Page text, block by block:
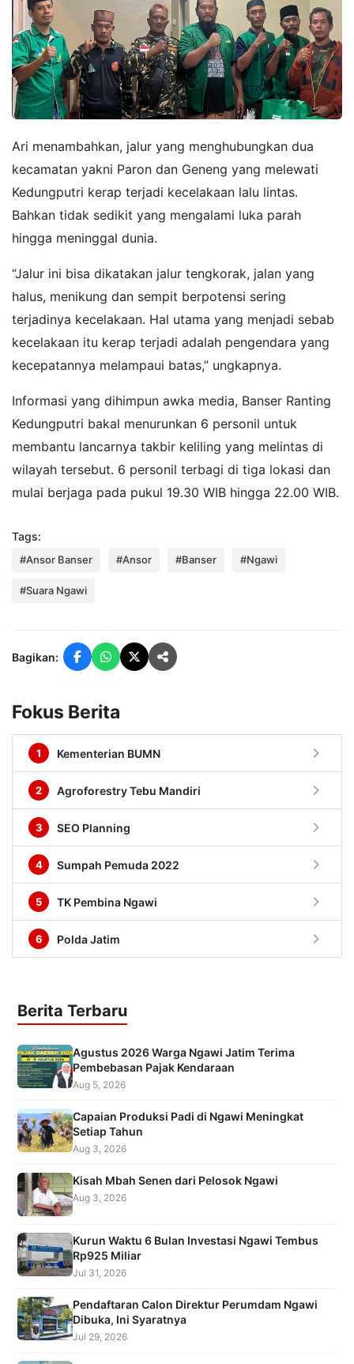
Ari menambahkan, jalur yang menghubungkan dua
kecamatan yakni Paron dan Geneng yang melewati
Kedungputri kerap terjadi kecelakaan lalu lintas.
Bahkan tidak sedikit yang mengalami luka parah
hingga meninggal dunia.
“Jalur ini bisa dikatakan jalur tengkorak, jalan yang
halus, menikung dan sempit berpotensi sering
terjadinya kecelakaan. Hal utama yang menjadi sebab
kecelakaan itu kerap terjadi adalah pengendara yang
kecepatannya melampaui batas,” ungkapnya.
Informasi yang dihimpun awka media, Banser Ranting
Kedungputri bakal menurunkan 6 personil untuk
membantu lancarnya takbir keliling yang melintas di
wilayah tersebut. 6 personil terbagi di tiga lokasi dan
mulai berjaga pada pukul 19.30 WIB hingga 22.00 WIB.
Tags:
#Ansor Banser #Ansor #Banser #Ngawi
#Suara Ngawi
Bagikan:
Fokus Berita
1 Kementerian BUMN chevron_right
2 Agroforestry Tebu Mandiri chevron_right
3 SEO Planning chevron_right
4 Sumpah Pemuda 2022 chevron_right
5 TK Pembina Ngawi chevron_right
6 Polda Jatim chevron_right
Berita Terbaru
Agustus 2026 Warga Ngawi Jatim Terima
Pembebasan Pajak Kendaraan
Aug 5, 2026
Capaian Produksi Padi di Ngawi Meningkat
Setiap Tahun
Aug 3, 2026
Kisah Mbah Senen dari Pelosok Ngawi
Aug 3, 2026
Kurun Waktu 6 Bulan Investasi Ngawi Tembus
Rp925 Miliar
Jul 31, 2026
Pendaftaran Calon Direktur Perumdam Ngawi
Dibuka, Ini Syaratnya
Jul 29, 2026